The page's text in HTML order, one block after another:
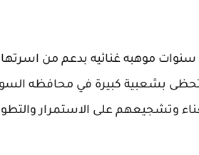
الطفله حلا محمود جابر العمر 4 سنوات موهبه
تحظى بشعبية كبيرة في محافظه
وتشجيعهم على الاستمرار